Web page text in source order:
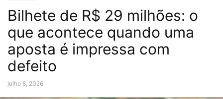
Bilhete de R$ 29 milhões: o
que acontece quando uma
aposta é impressa com
defeito
julho 8, 2026